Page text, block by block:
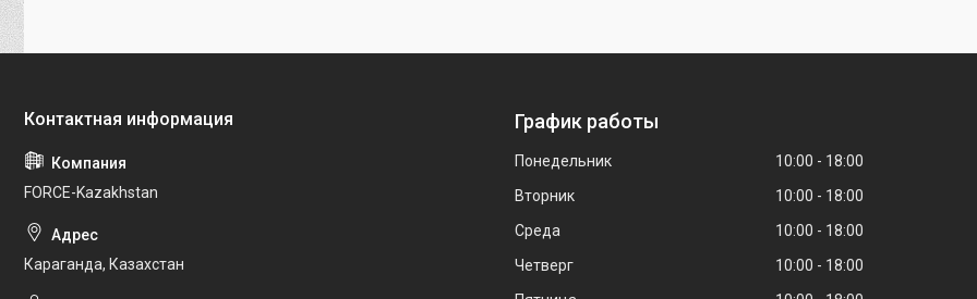
FORCE-Kazakhstan
Караганда, Казахстан
График работы
Понедельник 10:00
18:00
Вторник
10:00
18:00
Среда
10:00
18:00
Четверг
10:00
18:00